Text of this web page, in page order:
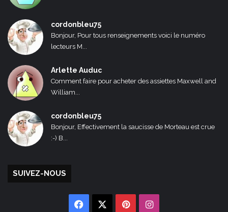
cordonbleu75
Bonjour, Pour tous renseignements voici le numéro
lecteurs M...
Arlette Auduc
Comment faire pour acheter des assiettes Maxwell and
William...
cordonbleu75
Bonjour, Effectivement la saucisse de Morteau est crue
:-) B...
SUIVEZ-NOUS
Facebook PinterestInstagram